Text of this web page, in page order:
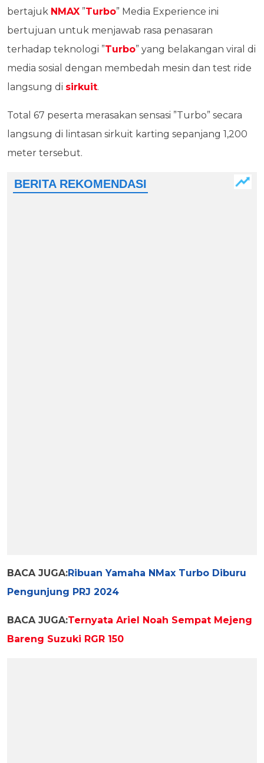
bertajuk NMAX ”Turbo” Media Experience ini
bertujuan untuk menjawab rasa penasaran
terhadap teknologi ”Turbo” yang belakangan viral di
media sosial dengan membedah mesin dan test ride
langsung di sirkuit.
Total 67 peserta merasakan sensasi ”Turbo” secara
langsung di lintasan sirkuit karting sepanjang 1,200
meter tersebut.
BACA JUGA:Ribuan Yamaha NMax Turbo Diburu
Pengunjung PRJ 2024
BACA JUGA:Ternyata Ariel Noah Sempat Mejeng
Bareng Suzuki RGR 150